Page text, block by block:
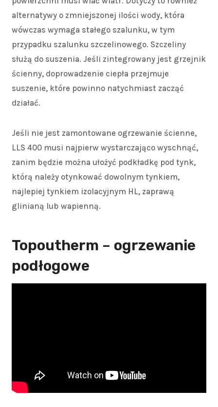
alternatywy o zmniejszonej ilości wody, która
wówczas wymaga stałego szalunku, w tym
przypadku szalunku szczelinowego. Szczeliny
służą do suszenia. Jeśli zintegrowany jest grzejnik
ścienny, doprowadzenie ciepła przejmuje
suszenie, które powinno natychmiast zacząć
działać.
Jeśli nie jest zamontowane ogrzewanie ścienne,
LLS 400 musi najpierw wystarczająco wyschnąć,
zanim będzie można ułożyć podkładkę pod tynk,
którą należy otynkować dowolnym tynkiem,
najlepiej tynkiem izolacyjnym HL, zaprawą
glinianą lub wapienną.
Topoutherm – ogrzewanie
podłogowe